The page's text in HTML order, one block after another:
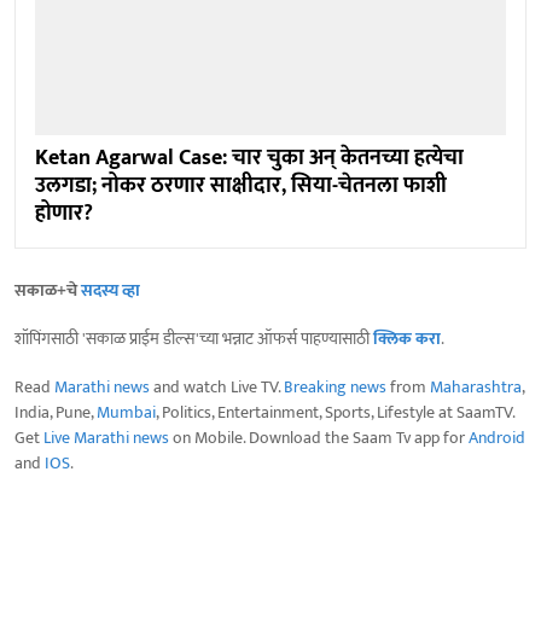
Ketan Agarwal Case: चार चुका अन् केतनच्या हत्येचा
उलगडा; नोकर ठरणार साक्षीदार, सिया-चेतनला फाशी
होणार?
सकाळ+चेसदस्य व्हा
शॉपिंगसाठी 'सकाळ प्राईम डील्स'च्या भन्नाट ऑफर्स पाहण्यासाठीक्लिक करा.
Read Marathi newsand watch Live TV.Breaking newsfrom Maharashtra,
India, Pune,Mumbai, Politics, Entertainment, Sports, Lifestyle at SaamTV.
GetLive Marathi newson Mobile. Download the Saam Tv app forAndroid
and IOS.